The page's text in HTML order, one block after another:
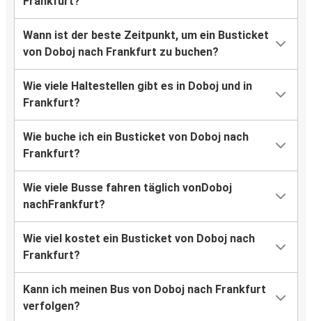
Wann ist der beste Zeitpunkt, um ein Busticket
von Doboj nach Frankfurt zu buchen?
Wie viele Haltestellen gibt es in Doboj und in
Frankfurt?
Wie buche ich ein Busticket von Doboj nach
Frankfurt?
Wie viele Busse fahren täglich vonDoboj
nachFrankfurt?
Wie viel kostet ein Busticket von Doboj nach
Frankfurt?
Kann ich meinen Bus von Doboj nach Frankfurt
verfolgen?